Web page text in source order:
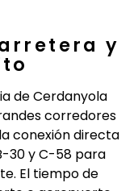
y
de Cerdanyola
corredores
conexión directa
30 y C-58 para
El tiempo de